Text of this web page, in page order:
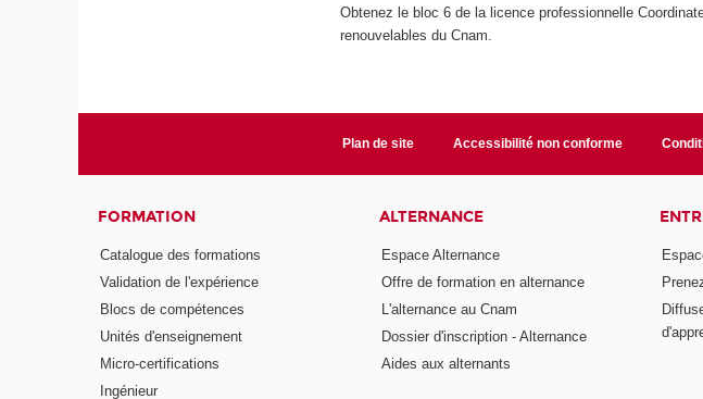
Obtenez le bloc 6 de la licence professionnelle
renouvelables du Cnam.
Plan de site Accessibilité non conforme
FORMATION
Catalogue des formations
Validation de l'expérience
Blocs de compétences
Unités d'enseignement
Micro-certifications
Ingénieur
ALTERNANCE
Espace Alternance
Offre de formation en alternance
L'alternance au Cnam
Dossier d'inscription - Alternance
Aides aux alternants